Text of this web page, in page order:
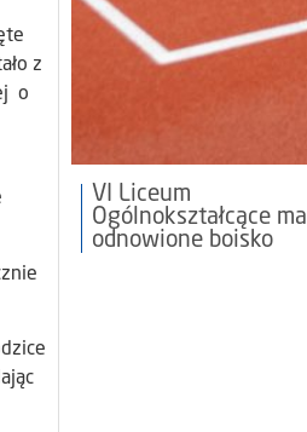
z
o
VI Liceum
Ogólnokształcące ma
odnowione boisko